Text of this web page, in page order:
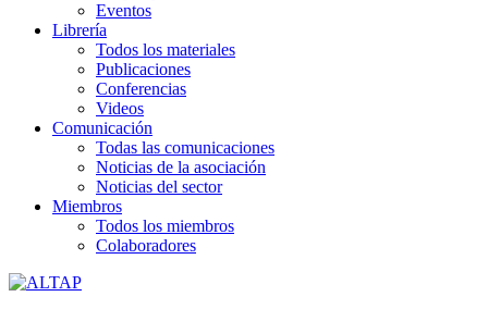
Eventos
Librería
Todos los materiales
Publicaciones
Conferencias
Videos
Comunicación
Todas las comunicaciones
Noticias de la asociación
Noticias del sector
Miembros
Todos los miembros
Colaboradores